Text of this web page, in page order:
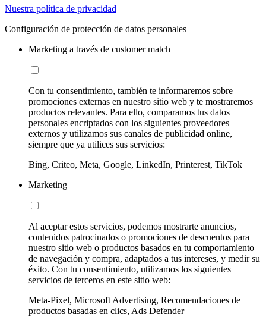
Nuestra política de privacidad
Configuración de protección de datos personales
Marketing a través de customer match
Con tu consentimiento, también te informaremos sobre
promociones externas en nuestro sitio web y te mostraremos
productos relevantes. Para ello, comparamos tus datos
personales encriptados con los siguientes proveedores
externos y utilizamos sus canales de publicidad online,
siempre que ya utilices sus servicios:
Bing, Criteo, Meta, Google, LinkedIn, Printerest, TikTok
Marketing
Al aceptar estos servicios, podemos mostrarte anuncios,
contenidos patrocinados o promociones de descuentos para
nuestro sitio web o productos basados en tu comportamiento
de navegación y compra, adaptados a tus intereses, y medir su
éxito. Con tu consentimiento, utilizamos los siguientes
servicios de terceros en este sitio web:
Meta-Pixel, Microsoft Advertising, Recomendaciones de
productos basadas en clics, Ads Defender